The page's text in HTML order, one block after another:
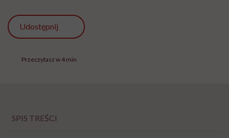
Udostępnij
Przeczytasz w 4 min
SPIS TREŚCI